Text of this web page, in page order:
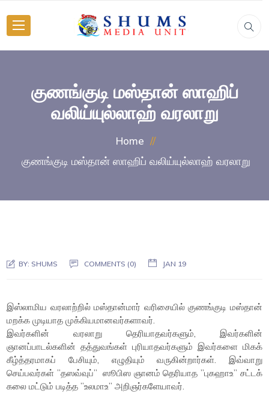
குணங்குடி மஸ்தான் ஸாஹிப்
வலிய்யுல்லாஹ் வரலாறு
Home
குணங்குடி மஸ்தான் ஸாஹிப் வலிய்யுல்லாஹ் வரலாறு
BY: SHUMS COMMENTS (0) JAN 19
இஸ்லாமிய வரலாற்றில் மஸ்தான்மார் வரிசையில் குணங்குடி மஸ்தான்
மறக்க முடியாத முக்கியமானவர்களாவர்.
இவர்களின் வரலாறு தெரியாதவர்களும், இவர்களின்
ஞானப்பாடல்களின் தத்துவங்கள் புரியாதவர்களும் இவர்களை மிகக்
கீழ்த்தரமாகப் பேசியும், எழுதியும் வருகின்றார்கள். இவ்வாறு
செய்பவர்கள் ”தஸவ்வுப்” ஸூபிஸ ஞானம் தெரியாத ”புகஹாஉ” சட்டக்
கலை மட்டும் படித்த ”உலமாஉ” அறிஞர்களேயாவர்.